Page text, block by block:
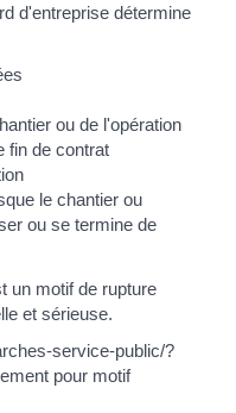
d'entreprise détermine
ou de l'opération
fin de contrat
le chantier ou
ou se termine de
un motif de rupture
et sérieuse.
service-public/?
pour motif